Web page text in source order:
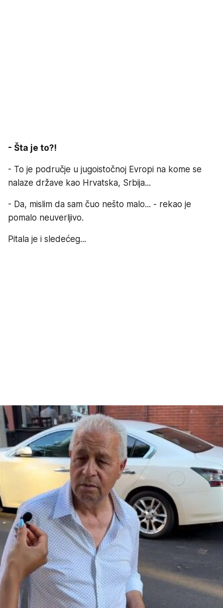
- Šta je to?!
- To je područje u jugoistočnoj Evropi na kome se
nalaze države kao Hrvatska, Srbija...
- Da, mislim da sam čuo nešto malo... - rekao je
pomalo neuverljivo.
Pitala je i sledećeg...